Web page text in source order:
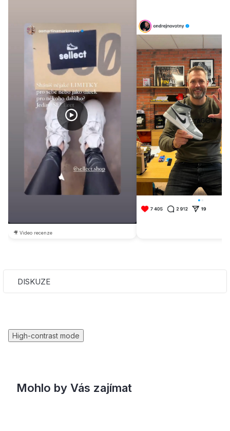
🎥 Video recenze
DISKUZE
High-contrast mode